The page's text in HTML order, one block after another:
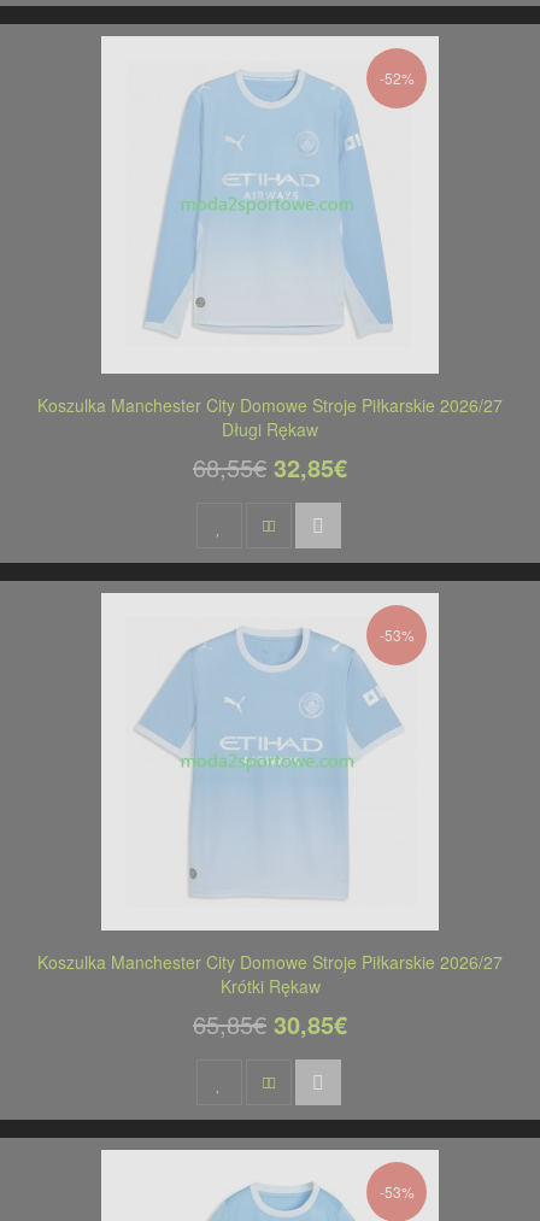
-52%
Koszulka Manchester City Domowe Stroje Piłkarskie 2026/27
Długi Rękaw
68,55€ 32,85€
-53%
Koszulka Manchester City Domowe Stroje Piłkarskie 2026/27
Krótki Rękaw
65,85€ 30,85€
-53%